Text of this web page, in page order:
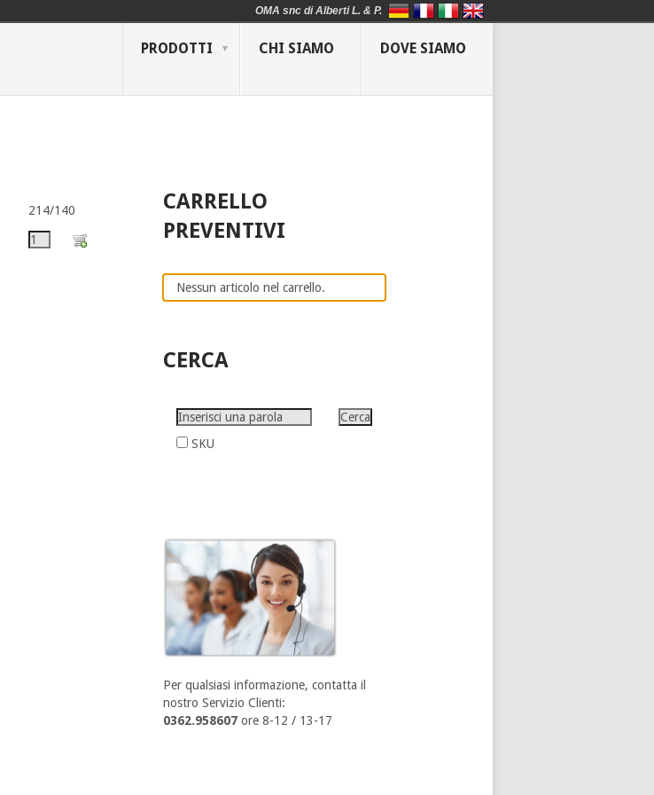
PRODOTTI CHI SIAMO DOVE SIAMO
214/140
CARRELLO
PREVENTIVI
Nessun articolo nel carrello.
CERCA
SKU
Per qualsiasi informazione, contatta il
nostro Servizio Clienti:
0362.958607 ore 8-12 / 13-17
OMA snc di Alberti L. & P.